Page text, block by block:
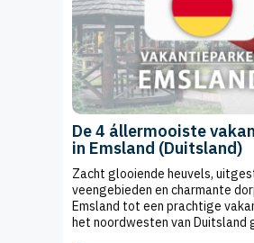
De 4 állermooiste
in Emsland (Duitsland)
Zacht glooiende heuvels,
veengebieden en charmante
Emsland tot een prachtige
het noordwesten van Duitsland